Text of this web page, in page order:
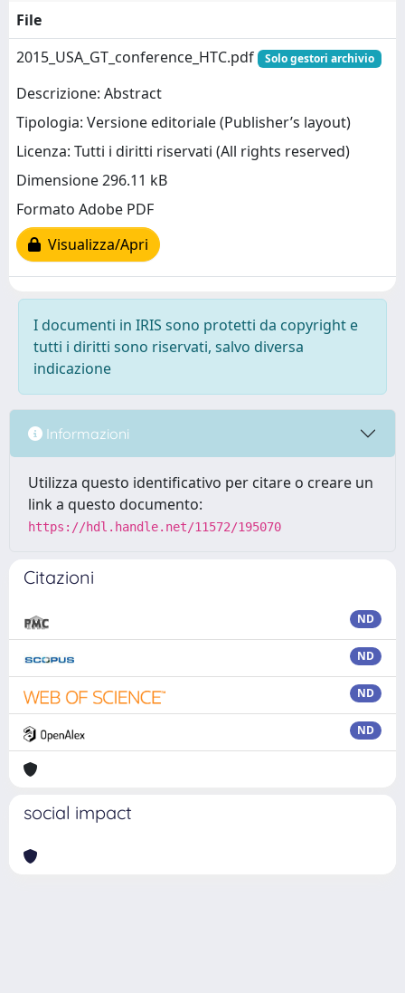
File
2015_USA_GT_conference_HTC.pdf
Solo gestori archivio
Descrizione: Abstract
Tipologia: Versione editoriale (Publisher’s layout)
Licenza: Tutti i diritti riservati (All rights reserved)
Dimensione 296.11 kB
Formato Adobe PDF
Visualizza/Apri
I documenti in IRIS sono protetti da copyright e
tutti i diritti sono riservati, salvo diversa
indicazione
Informazioni
Utilizza questo identificativo per citare o creare un
link a questo documento:
https://hdl.handle.net/11572/195070
Citazioni
ND
ND
ND
ND
social impact